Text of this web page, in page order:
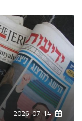
2026-07-14